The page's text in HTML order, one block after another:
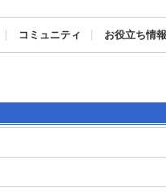
コミュニティ お役立ち情報